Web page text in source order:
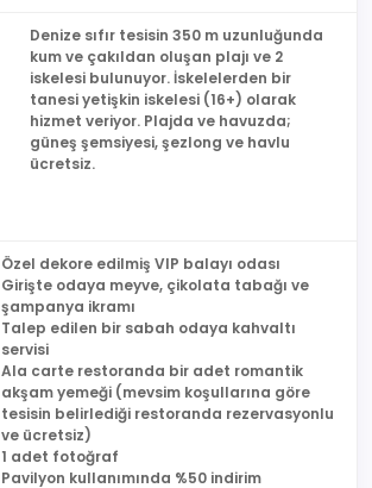
Denize sıfır tesisin 350 m uzunluğunda
kum ve çakıldan oluşan plajı ve 2
iskelesi bulunuyor. İskelelerden bir
tanesi yetişkin iskelesi (16+) olarak
hizmet veriyor. Plajda ve havuzda;
güneş şemsiyesi, şezlong ve havlu
ücretsiz.
Özel dekore edilmiş VIP balayı odası
Girişte odaya meyve, çikolata tabağı ve
şampanya ikramı
Talep edilen bir sabah odaya kahvaltı
servisi
Ala carte restoranda bir adet romantik
akşam yemeği (mevsim koşullarına göre
tesisin belirlediği restoranda rezervasyonlu
ve ücretsiz)
1 adet fotoğraf
Pavilyon kullanımında %50 indirim